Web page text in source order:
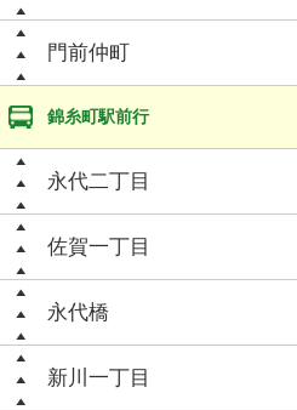
門前仲町
錦糸町駅前行
永代二丁目
佐賀一丁目
永代橋
新川一丁目